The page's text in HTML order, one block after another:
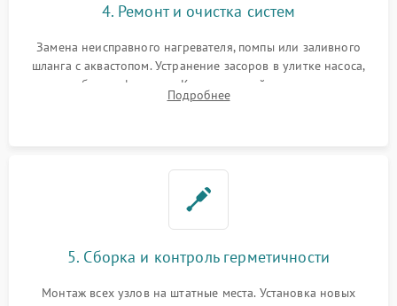
4. Ремонт и очистка систем
Замена неисправного нагревателя, помпы или заливного
шланга с аквастопом. Устранение засоров в улитке насоса,
патрубках и фильтрах. Компонентный ремонт платы
управления, восстановление поврежденной проводки.
Подробнее
5. Сборка и контроль герметичности
Монтаж всех узлов на штатные места. Установка новых